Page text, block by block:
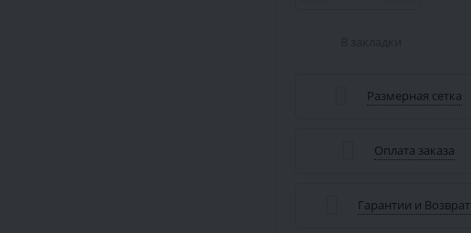
Размерная сетка
Оплата заказа
Гарантии и Возврат